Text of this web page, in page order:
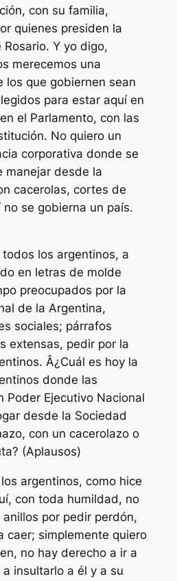
con su familia,
quienes presiden la
Y yo digo,
merecemos una
los que gobiernen sean
para estar aquí en
el Parlamento, con las
No quiero un
corporativa donde se
manejar desde la
cacerolas, cortes de
se gobierna un país.
los argentinos, a
en letras de molde
preocupados por la
de la Argentina,
sociales; párrafos
extensas, pedir por la
Â¿Cuál es hoy la
donde las
Poder Ejecutivo Nacional
desde la Sociedad
con un cacerolazo o
(Aplausos)
argentinos, como hice
con toda humildad, no
por pedir perdón,
caer; simplemente quiero
no hay derecho a ir a
insultarlo a él y a su